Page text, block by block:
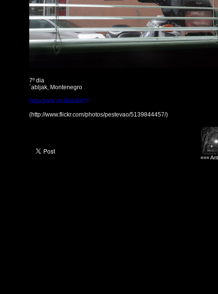
7º dia
´abljak, Montenegro
Siga para os Balcãs!?!
(http://www.flickr.com/photos/pestevao/5139844457/)
«««